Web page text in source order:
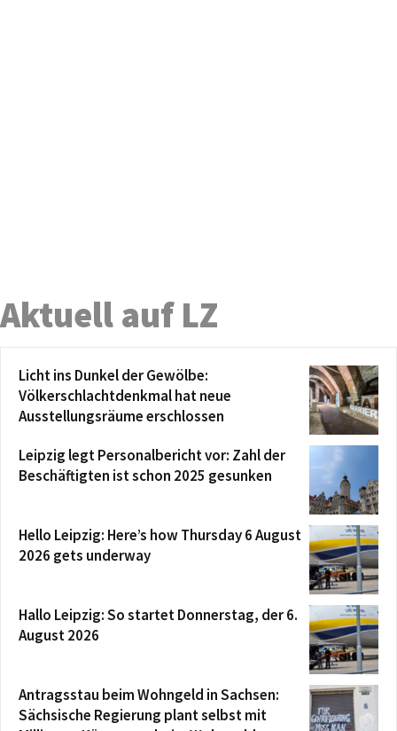
Aktuell auf LZ
Licht ins Dunkel der Gewölbe:
Völkerschlachtdenkmal hat neue
Ausstellungsräume erschlossen
Leipzig legt Personalbericht vor: Zahl der
Beschäftigten ist schon 2025 gesunken
Hello Leipzig: Here’s how Thursday 6 August
2026 gets underway
Hallo Leipzig: So startet Donnerstag, der 6.
August 2026
Antragsstau beim Wohngeld in Sachsen:
Sächsische Regierung plant selbst mit